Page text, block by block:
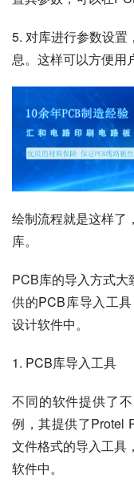
5. 对库进行参数设
息。这样可以方便用
绘制流程就是这样了
库。
PCB库的导入方式大
供的PCB库导入工
设计软件中。
1. PCB库导入工具
不同的软件提供了
例，其提供了Protel
文件格式的导入工具
软件中。